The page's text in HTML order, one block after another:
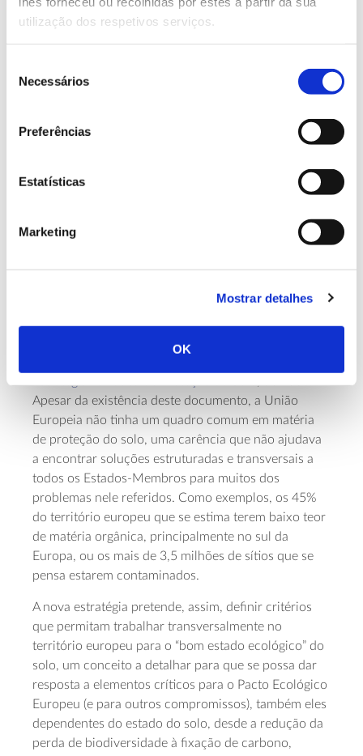
utilização dos respetivos serviços.
Necessários
Preferências
Estatísticas
Marketing
Mostrar detalhes
OK
Proteger a fertilidade dos solos, reduzir a sua erosão
e a impermeabilização, aumentar a matéria orgânica
identificar sítios contaminados e recuperar solos
Europeia pretende alcançar com a futura Estratégia
a neutralidade em termos de degradação dos solos
Quem pretender dar os seus contributos em matéria
solos europeus, poderá fazê-loaté 27 de abril, data
em que encerra a consulta pública, antecipando o
A nova estratégia deverá chegar a público ainda
Apesar da existência deste documento, a União
Europeia não tinha um quadro comum em matéria
de proteção do solo, uma carência que não ajudava
a encontrar soluções estruturadas e transversais a
todos os Estados-Membros para muitos dos
problemas nele referidos. Como exemplos, os 45%
do território europeu que se estima terem baixo teor
de matéria orgânica, principalmente no sul da
Europa, ou os mais de 3,5 milhões de sítios que se
pensa estarem contaminados.
A nova estratégia pretende, assim, definir critérios
que permitam trabalhar transversalmente no
território europeu para o “bom estado ecológico” do
solo, um conceito a detalhar para que se possa dar
resposta a elementos críticos para o Pacto Ecológico
Europeu (e para outros compromissos), também eles
dependentes do estado do solo, desde a redução da
perda de biodiversidade à fixação de carbono,